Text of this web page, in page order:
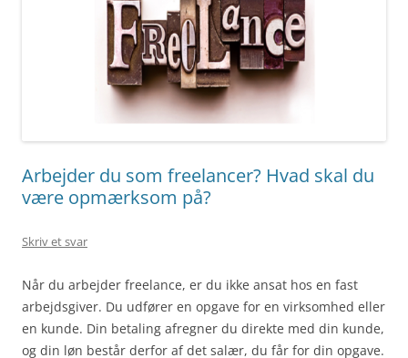
Arbejder du som freelancer? Hvad skal du
være opmærksom på?
Skriv et svar
Når du arbejder freelance, er du ikke ansat hos en fast
arbejdsgiver. Du udfører en opgave for en virksomhed eller
en kunde. Din betaling afregner du direkte med din kunde,
og din løn består derfor af det salær, du får for din opgave.